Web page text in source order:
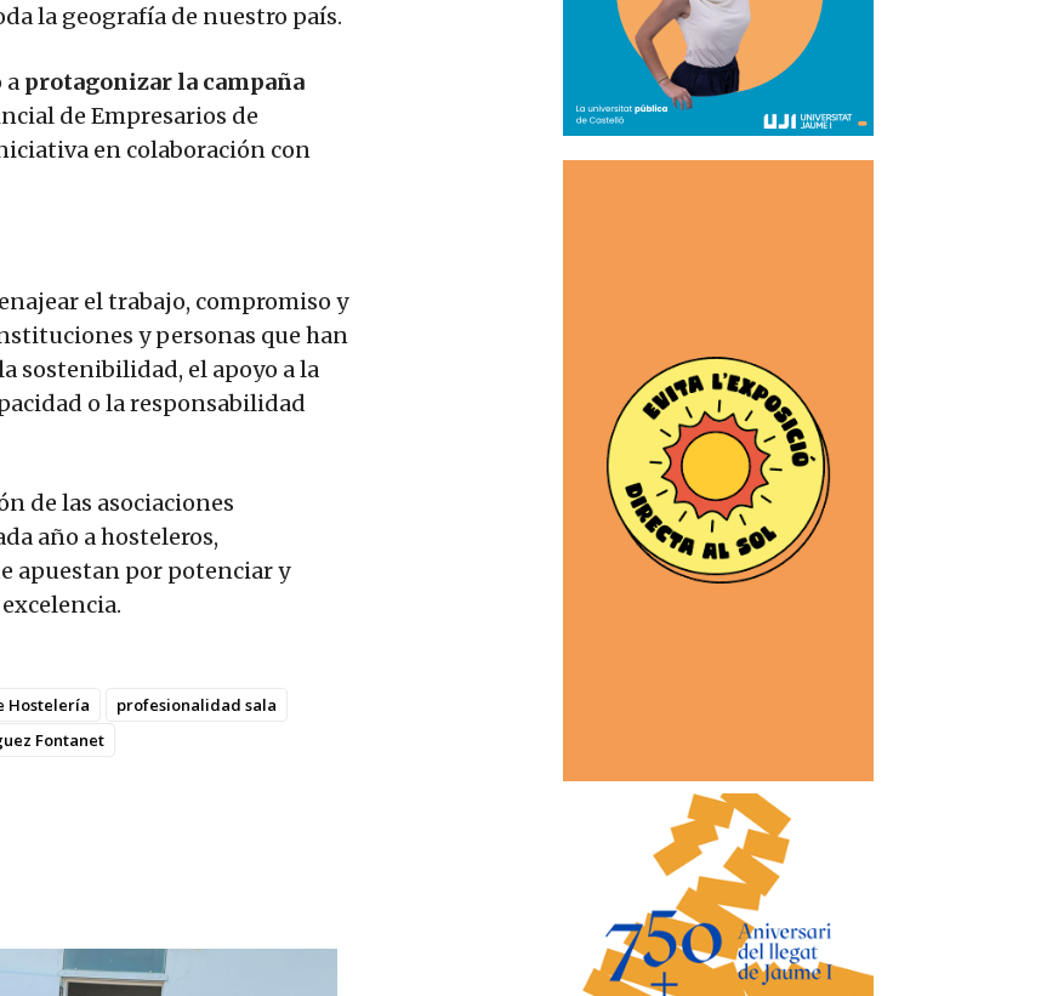
la geografía de nuestro país.
a protagonizar la campaña
de Empresarios de
en colaboración con
el trabajo, compromiso y
y personas que han
sostenibilidad, el apoyo a la
o la responsabilidad
de las asociaciones
año a hosteleros,
apuestan por potenciar y
Hostelería
profesionalidad sala
Fontanet